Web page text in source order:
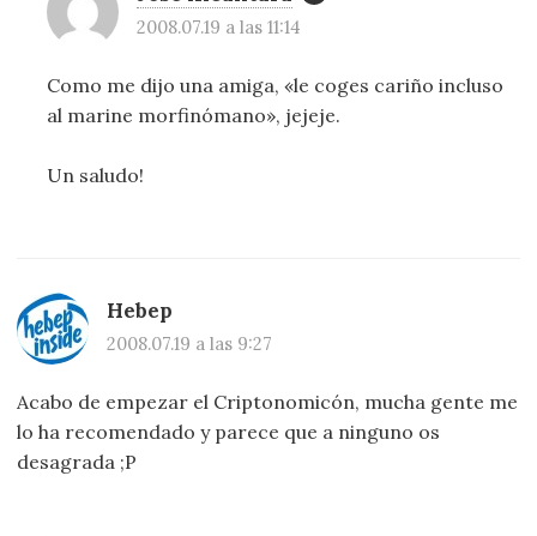
2008.07.19 a las 11:14
Como me dijo una amiga, «le coges cariño incluso
al marine morfinómano», jejeje.
Un saludo!
Hebep
2008.07.19 a las 9:27
Acabo de empezar el Criptonomicón, mucha gente me
lo ha recomendado y parece que a ninguno os
desagrada ;P